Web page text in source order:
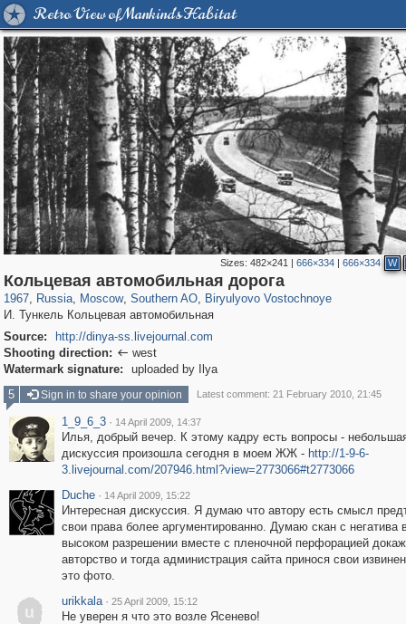
Retro View of Mankind's Habitat
Sizes: 482×241 | 666×334| 666×334 W
Кольцевая автомобильная дорога
1967, Russia
1,406,868 29,243
, Moscow
319,861 8,286
, Southern AO
21,648 390
, Biryulyovo Vostochnoye
777 17
И. Тункель Кольцевая автомобильная
Source:
http://dinya-ss.livejournal.com
Shooting direction:  west
Watermark signature:
uploaded by Ilya
5
Sign in to share your opinion Latest comment: 21 February 2010, 21:45
1_9_6_3 · 14 April 2009, 14:37
Илья, добрый вечер. К этому кадру есть вопросы -
дискуссия произошла сегодня в моем ЖЖ - http://1-9-6-
3.livejournal.com/207946.html?view=2773066#t2773066
Duche · 14 April 2009, 15:22
Интересная дискуссия. Я думаю что автору есть смысл
свои права более аргументированно. Думаю скан с негатива
высоком разрешении вместе с пленочной перфорацией
авторство и тогда администрация сайта принося свои
это фото.
u
urikkala · 25 April 2009, 15:12
Не уверен я что это возле Ясенево!